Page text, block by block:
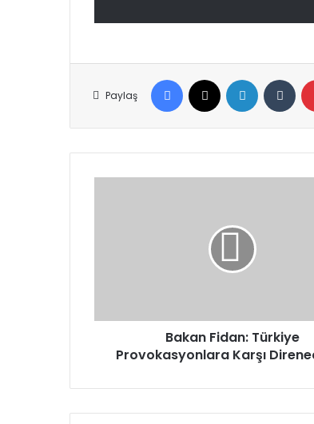
Paylaş
Facebook LinkedIn
Bakan Fidan: Türkiye
Provokasyonlara Karşı